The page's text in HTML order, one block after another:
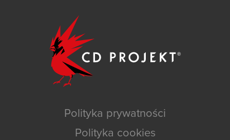
Polityka prywatności
Polityka cookies